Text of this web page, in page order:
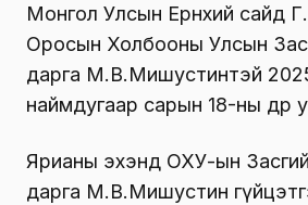
Монгол Улсын Ерөнхий сайд
Оросын Холбооны Улсын
дарга М.В.Мишустинтэй
наймдугаар сарын 18-ны өдөр
Ярианы эхэнд ОХУ-ын
дарга М.В.Мишустин